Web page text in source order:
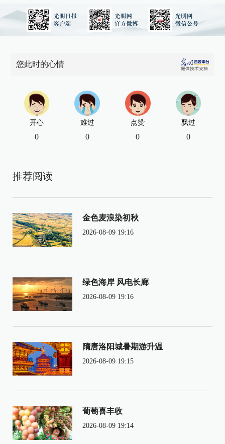
您此时的心情
开心
0
难过
0
点赞
0
飘过
0
推荐阅读
金色麦浪染初秋
2026-08-09 19:16
绿色海岸 风电长廊
2026-08-09 19:16
隋唐洛阳城暑期游升温
2026-08-09 19:15
葡萄喜丰收
2026-08-09 19:14